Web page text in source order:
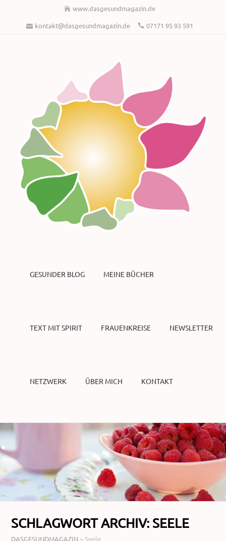
www.dasgesundmagazin.de
kontakt@dasgesundmagazin.de
07171 95 93 591
GESUNDER BLOG MEINE BÜCHER
TEXT MIT SPIRIT FRAUENKREISE NEWSLETTER
NETZWERK ÜBER MICH KONTAKT
SCHLAGWORT ARCHIV:SEELE
DASGESUNDMAGAZIN > Seele